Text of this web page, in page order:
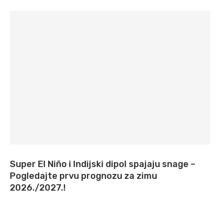
Super El Niño i Indijski dipol spajaju snage –
Pogledajte prvu prognozu za zimu
2026./2027.!